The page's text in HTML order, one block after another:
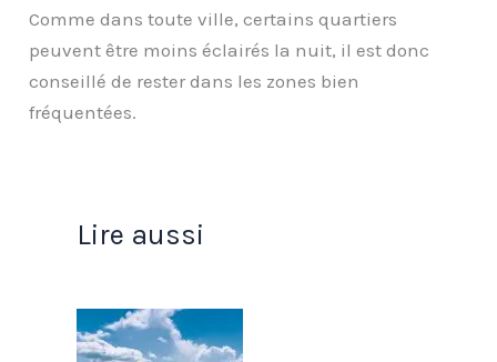
Comme dans toute ville, certains quartiers
peuvent être moins éclairés la nuit, il est donc
conseillé de rester dans les zones bien
fréquentées.
Lire aussi